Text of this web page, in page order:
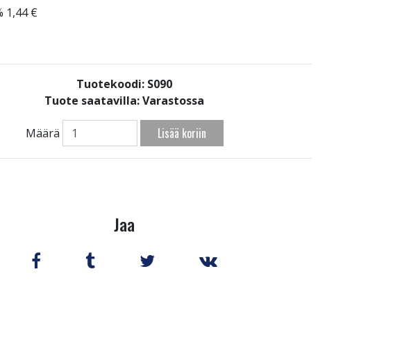
1,44 €
Tuotekoodi: S090
Tuote saatavilla:Varastossa
Määrä Lisää koriin
Jaa